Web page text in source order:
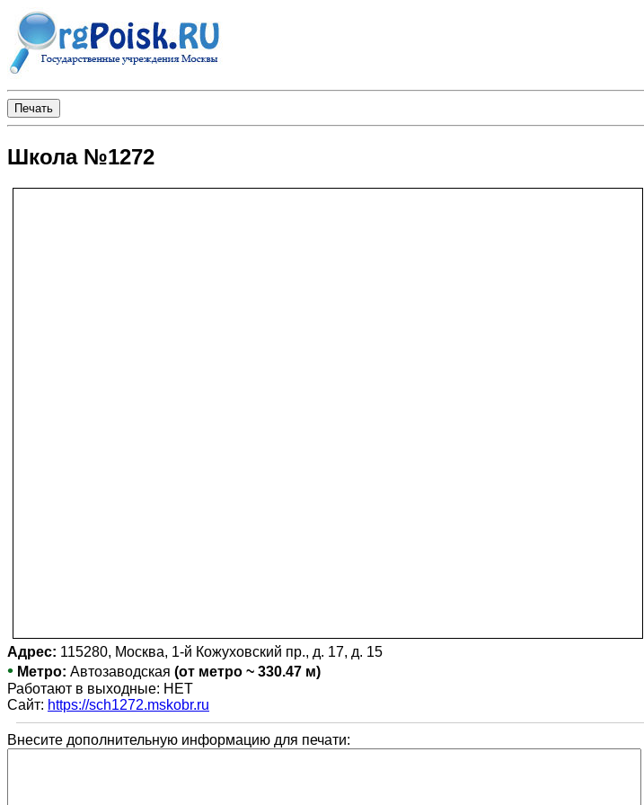
Школа №1272
Адрес: 115280, Москва, 1-й Кожуховский пр., д. 17, д. 15
• Метро: Автозаводская (от метро ~ 330.47 м)
Работают в выходные: НЕТ
Сайт: https://sch1272.mskobr.ru
Внесите дополнительную информацию для печати: